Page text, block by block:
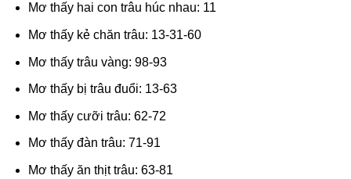
Mơ thấy hai con trâu húc nhau: 11
Mơ thấy kẻ chăn trâu: 13-31-60
Mơ thấy trâu vàng: 98-93
Mơ thấy bị trâu đuổi: 13-63
Mơ thấy cưỡi trâu: 62-72
Mơ thấy đàn trâu: 71-91
Mơ thấy ăn thịt trâu: 63-81